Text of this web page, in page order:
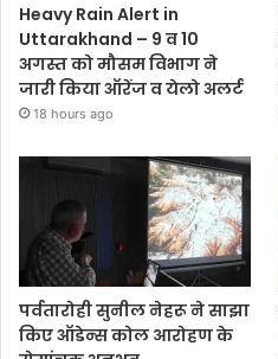
Heavy Rain Alert in
Uttarakhand – 9 व 10
अगस्त को मौसम विभाग ने
जारी किया ऑरेंज व येलो अलर्ट
18 hours ago
पर्वतारोही सुनील नेहरू ने साझा
किए ऑडेन्स कोल आरोहण के